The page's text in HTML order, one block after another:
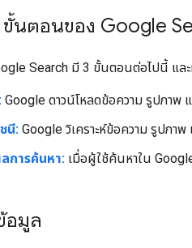
ขั้นตอนของ Google
Search มี 3 ขั้นตอนต่อไปนี้ แล
Google ดาวน์โหลดข้อความ รูปภาพ
นี: Google วิเคราะห์ข้อความ รูปภา
ลการค้นหา: เมื่อผู้ใช้ค้นหาใน
อมูล